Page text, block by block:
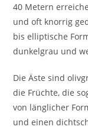
40 Metern
und oft knorrig
bis elliptische
dunkelgrau und
Die Äste sind
die Früchte, die
von länglicher
und einen